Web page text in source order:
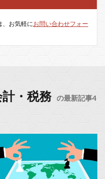
、お気軽にお問い合わせフォー
・税務 の最新記事4